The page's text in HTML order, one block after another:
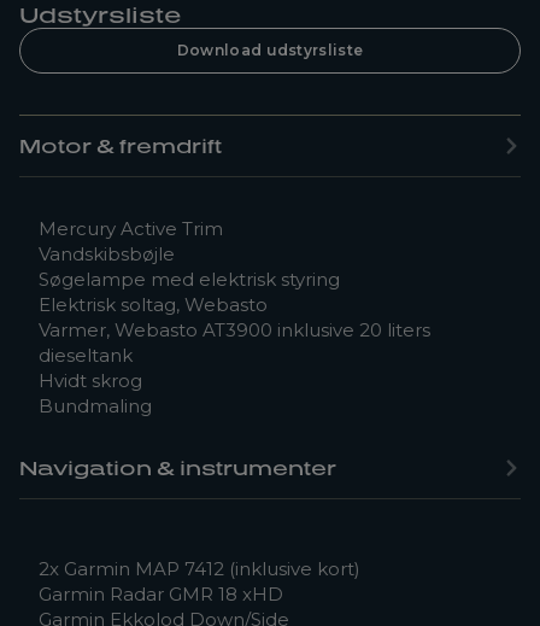
Udstyrsliste
Download udstyrsliste
Motor & fremdrift
Mercury Active Trim
Vandskibsbøjle
Søgelampe med elektrisk styring
Elektrisk soltag, Webasto
Varmer, Webasto AT3900 inklusive 20 liters
dieseltank
Hvidt skrog
Bundmaling
Navigation & instrumenter
2x Garmin MAP 7412 (inklusive kort)
Garmin Radar GMR 18 xHD
Garmin Ekkolod Down/Side